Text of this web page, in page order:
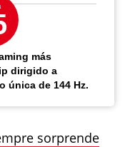
más
dirigido a
única de 144 Hz.
sorprende